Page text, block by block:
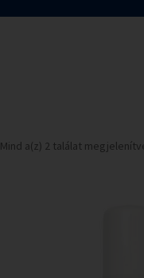
Mind a(z) 2 találat